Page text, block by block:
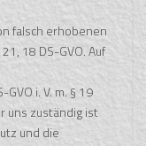
falsch erhobenen
18 DS-GVO. Auf
i. V. m. § 19
uns zuständig ist
und die